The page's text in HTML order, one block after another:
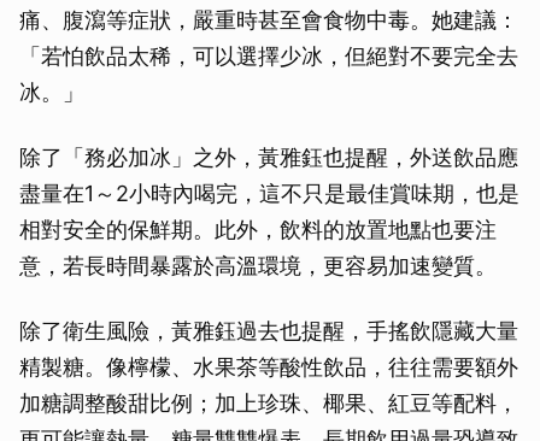
痛、腹瀉等症狀，嚴重時甚至會食物中毒。她建議：
「若怕飲品太稀，可以選擇少冰，但絕對不要完全去
冰。」
除了「務必加冰」之外，黃雅鈺也提醒，外送飲品應
盡量在1～2小時內喝完，這不只是最佳賞味期，也是
相對安全的保鮮期。此外，飲料的放置地點也要注
意，若長時間暴露於高溫環境，更容易加速變質。
除了衛生風險，黃雅鈺過去也提醒，手搖飲隱藏大量
精製糖。像檸檬、水果茶等酸性飲品，往往需要額外
加糖調整酸甜比例；加上珍珠、椰果、紅豆等配料，